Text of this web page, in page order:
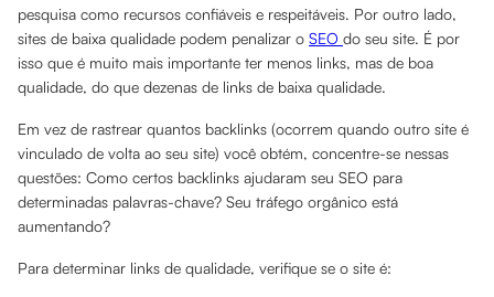
pesquisa como recursos confiáveis ​​e respeitáveis. Por outro lado,
sites de baixa qualidade podem penalizar o SEO do seu site. É por
isso que é muito mais importante ter menos links, mas de boa
qualidade, do que dezenas de links de baixa qualidade.
Em vez de rastrear quantos backlinks (ocorrem quando outro site é
vinculado de volta ao seu site) você obtém, concentre-se nessas
questões: Como certos backlinks ajudaram seu SEO para
determinadas palavras-chave? Seu tráfego orgânico está
aumentando?
Para determinar links de qualidade, verifique se o site é: